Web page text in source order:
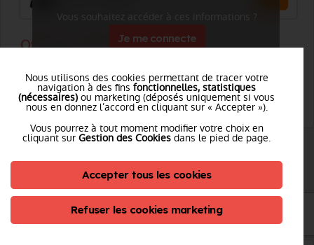
Vous souhaitez accéder à ces informations ?
Je me connecte
GROUPEMENT EST
Voir le numéro
Nous utilisons des cookies permettant de tracer votre
navigation à des fins fonctionnelles, statistiques
(nécessaires) ou marketing (déposés uniquement si vous
nous en donnez l’accord en cliquant sur « Accepter »).
Vous pourrez à tout moment modifier votre choix en
cliquant sur Gestion des Cookies dans le pied de page.
Accepter tous les cookies
Refuser les cookies marketing